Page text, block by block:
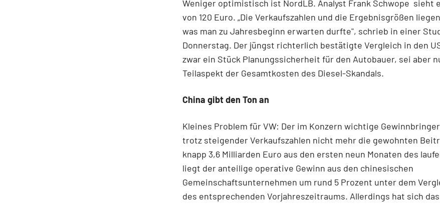
Weniger optimistisch ist NordLB. Analyst Frank Schwope sieht
von 120 Euro. „Die Verkaufszahlen und die Ergebnisgrößen
was man zu Jahresbeginn erwarten durfte", schrieb in einer
Donnerstag. Der jüngst richterlich bestätigte Vergleich in den
zwar ein Stück Planungssicherheit für den Autobauer, sei aber
Teilaspekt der Gesamtkosten des Diesel-Skandals.
China gibt den Ton an
Kleines Problem für VW: Der im Konzern wichtige
trotz steigender Verkaufszahlen nicht mehr die gewohnten
knapp 3,6 Milliarden Euro aus den ersten neun Monaten des
liegt der anteilige operative Gewinn aus den chinesischen
Gemeinschaftsunternehmen um rund 5 Prozent unter dem
des entsprechenden Vorjahreszeitraums. Allerdings hat sich